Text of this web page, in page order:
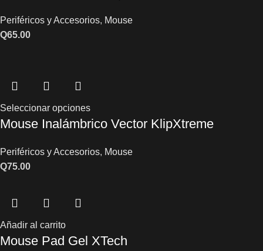
Periféricos y Accesorios, Mouse
Q65.00
Seleccionar opciones
Mouse Inalámbrico Vector KlipXtreme
Periféricos y Accesorios, Mouse
Q75.00
Añadir al carrito
Mouse Pad Gel XTech